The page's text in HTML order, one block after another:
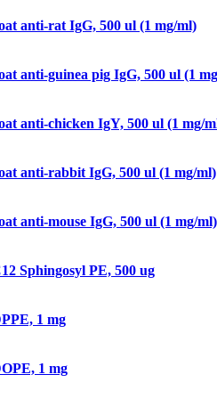
anti-rat IgG, 500 ul (1 mg/ml)
anti-guinea pig IgG, 500 ul (1
anti-chicken IgY, 500 ul (1 mg/
anti-rabbit IgG, 500 ul (1 mg/ml)
anti-mouse IgG, 500 ul (1 mg/ml)
Sphingosyl PE, 500 ug
1 mg
1 mg